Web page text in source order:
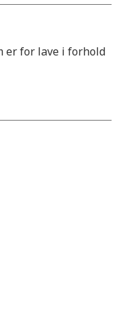
er for lave i forhold